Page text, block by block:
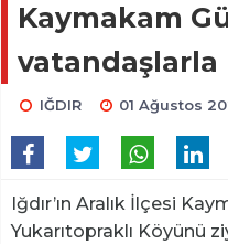
Kaymakam
vatandaşlarla
IĞDIR 01 Ağustos
Iğdır’ın Aralık İlçesi
Yukarıtopraklı Köyünü